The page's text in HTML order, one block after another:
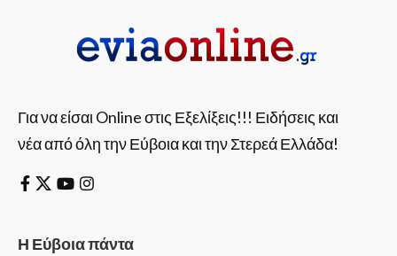
Για να είσαι Online στις Εξελίξεις!!! Ειδήσεις και
νέα από όλη την Εύβοια και την Στερεά Ελλάδα!
Η Εύβοια πάντα